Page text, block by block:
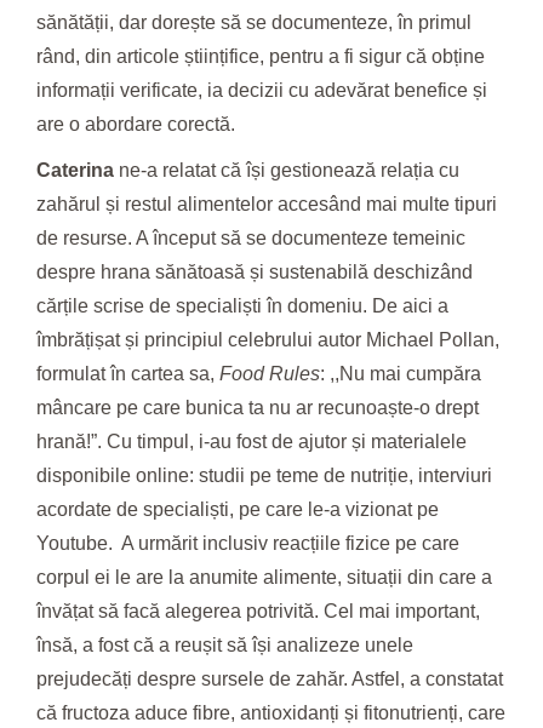
sănătății, dar dorește să se documenteze, în primul
rând, din articole științifice, pentru a fi sigur că obține
informații verificate, ia decizii cu adevărat benefice și
are o abordare corectă.
Caterina ne-a relatat că își gestionează relația cu
zahărul și restul alimentelor accesând mai multe tipuri
de resurse. A început să se documenteze temeinic
despre hrana sănătoasă și sustenabilă deschizând
cărțile scrise de specialiști în domeniu. De aici a
îmbrățișat și principiul celebrului autor Michael Pollan,
formulat în cartea sa, Food Rules: ,,Nu mai cumpăra
mâncare pe care bunica ta nu ar recunoaște-o drept
hrană!”. Cu timpul, i-au fost de ajutor și materialele
disponibile online: studii pe teme de nutriție, interviuri
acordate de specialiști, pe care le-a vizionat pe
Youtube. A urmărit inclusiv reacțiile fizice pe care
corpul ei le are la anumite alimente, situații din care a
învățat să facă alegerea potrivită. Cel mai important,
însă, a fost că a reușit să își analizeze unele
prejudecăți despre sursele de zahăr. Astfel, a constatat
că fructoza aduce fibre, antioxidanți și fitonutrienți, care